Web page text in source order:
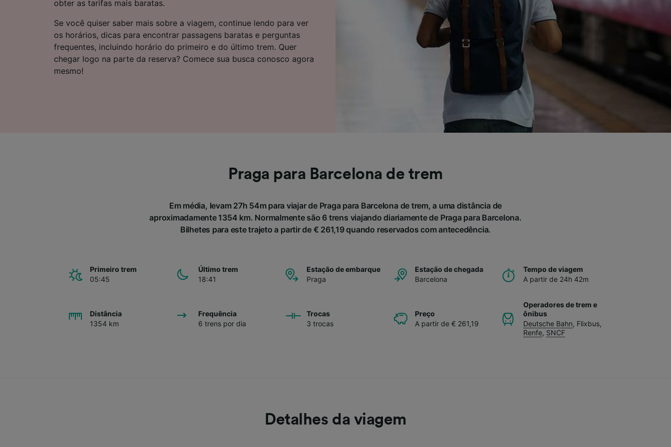
obter as tarifas mais baratas.
Se você quiser saber mais sobre a viagem, continue lendo para ver
os horários, dicas para encontrar passagens baratas e perguntas
frequentes, incluindo horário do primeiro e do último trem. Quer
chegar logo na parte da reserva? Comece sua busca conosco agora
mesmo!
Praga para Barcelona de trem
Em média, levam 27h 54m para viajar de Praga para Barcelona de trem, a uma distância de
aproximadamente 1354 km. Normalmente são 6 trens viajando diariamente de Praga para Barcelona.
Bilhetes para este trajeto a partir de € 261,19 quando reservados com antecedência.
Primeiro trem
05:45
Último trem
18:41
Estação de embarque
Praga
Estação de chegada
Barcelona
Tempo de viagem
A partir de 24h 42m
Distância
1354 km
Frequência
6 trens por dia
Trocas
3 trocas
Preço
A partir de € 261,19
Operadores de trem e
ônibus
Deutsche Bahn, Flixbus,
Renfe, SNCF
Detalhes da viagem